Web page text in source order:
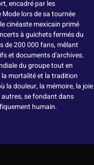
encadré par les
lors de sa tournée
cinéaste mexicain primé
à guichets fermés du
de 200 000 fans, mêlant
et documents d'archives.
du groupe tout en
mortalité et la tradition
la douleur, la mémoire, la joie
se fondant dans
humain.